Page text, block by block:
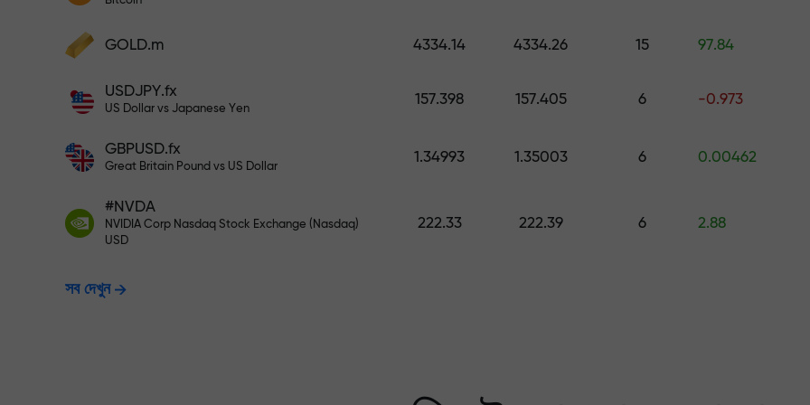
ডিপোজিট করুন এবং আপনার ডিপোজিটের 1,000 গুণ বোনাস
ঝুঁকিমুক্তভাবে ট্রেডিং করুন — আমরা আপনার মুনাফার
নিশ্চয়তা দিচ্ছি
X1000 পর্যন্ত বোনাস — মার্কেটের সবচেয়ে বেশি
হার
GOLD.m 4334.14 4334.26 15 97.84
USDJPY.fx
US Dollar vs Japanese Yen
157.398 157.405 6 -0.973
GBPUSD.fx
Great Britain Pound vs US Dollar
1.34993 1.35003 6 0.00462
#NVDA
NVIDIA Corp Nasdaq Stock Exchange (Nasdaq)
USD
222.33 222.39 6 2.88
সব দেখুন